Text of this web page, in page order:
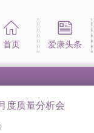
首页 爱康头条
度质量分析会